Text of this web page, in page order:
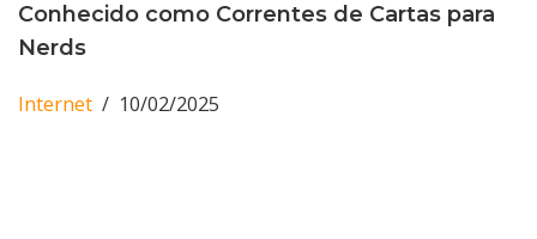
Conhecido como Correntes de Cartas para
Nerds
Internet 10/02/2025